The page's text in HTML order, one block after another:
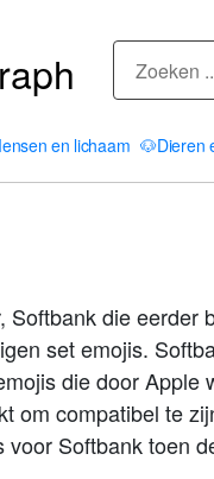
en lichaam 🐶Dieren
Softbank die eerder
set emojis.
die door Apple
om compatibel te
voor Softbank toen